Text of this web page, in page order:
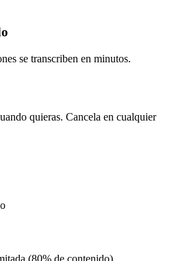
se transcriben en minutos.
quieras. Cancela en cualquier